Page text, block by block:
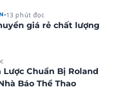
13 phút đọc
giá rẻ chất lượng
Chuẩn Bị Roland
Báo Thể Thao